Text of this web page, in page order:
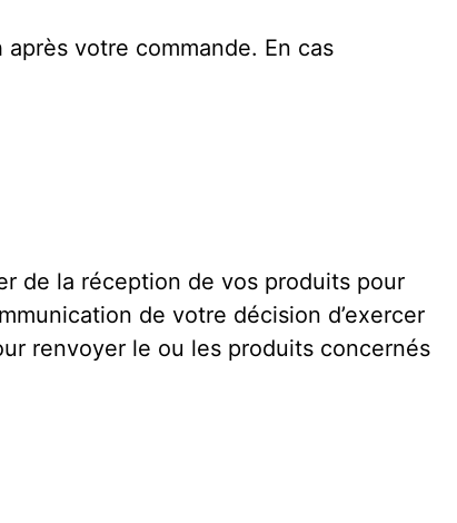
votre commande. En cas
de la réception de vos produits pour
de votre décision d’exercer
renvoyer le ou les produits concernés